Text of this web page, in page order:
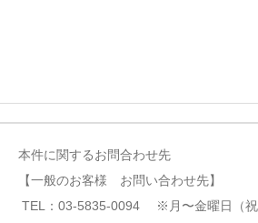
本件に関するお問合わせ先
【一般のお客様 お問い合わせ先】
TEL：03-5835-0094 ※月〜金曜日（